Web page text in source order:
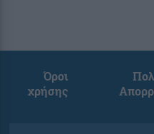
Όροι
χρήσης